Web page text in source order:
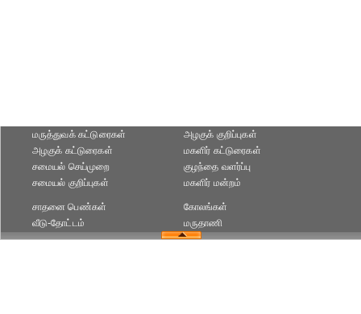
மருத்துவக் கட்டுரைகள்
அழகுக் கட்டுரைகள்
அழகுக் குறிப்புகள்
மகளிர் கட்டுரைகள்
சமையல் செய்முறை
சமையல் குறிப்புகள்
குழந்தை வளர்ப்பு
மகளிர் மன்றம்
சாதனை பெண்கள்
வீடு-தோட்டம்
கோலங்கள்
மருதாணி